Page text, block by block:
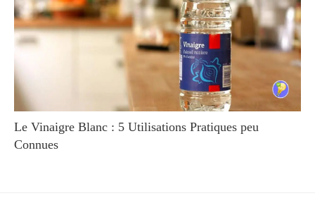
Le Vinaigre Blanc : 5 Utilisations Pratiques peu
Connues